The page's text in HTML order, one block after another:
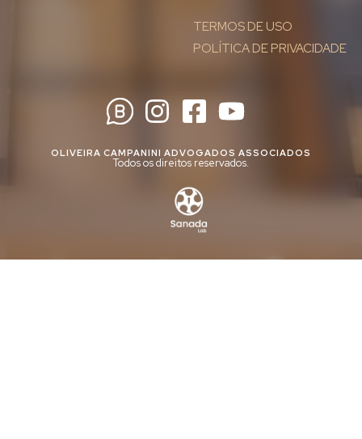
TERMOS DE USO
POLÍTICA DE PRIVACIDADE
OLIVEIRA CAMPANINI ADVOGADOS ASSOCIADOS
Todos os direitos reservados.